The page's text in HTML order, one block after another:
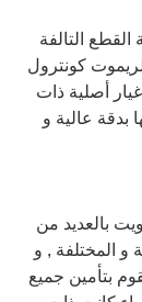
القطع التالفة
كونترول
أصلية ذات
بدقة عالية و
بالعديد من
و المختلفة , و
بتأمين جميع